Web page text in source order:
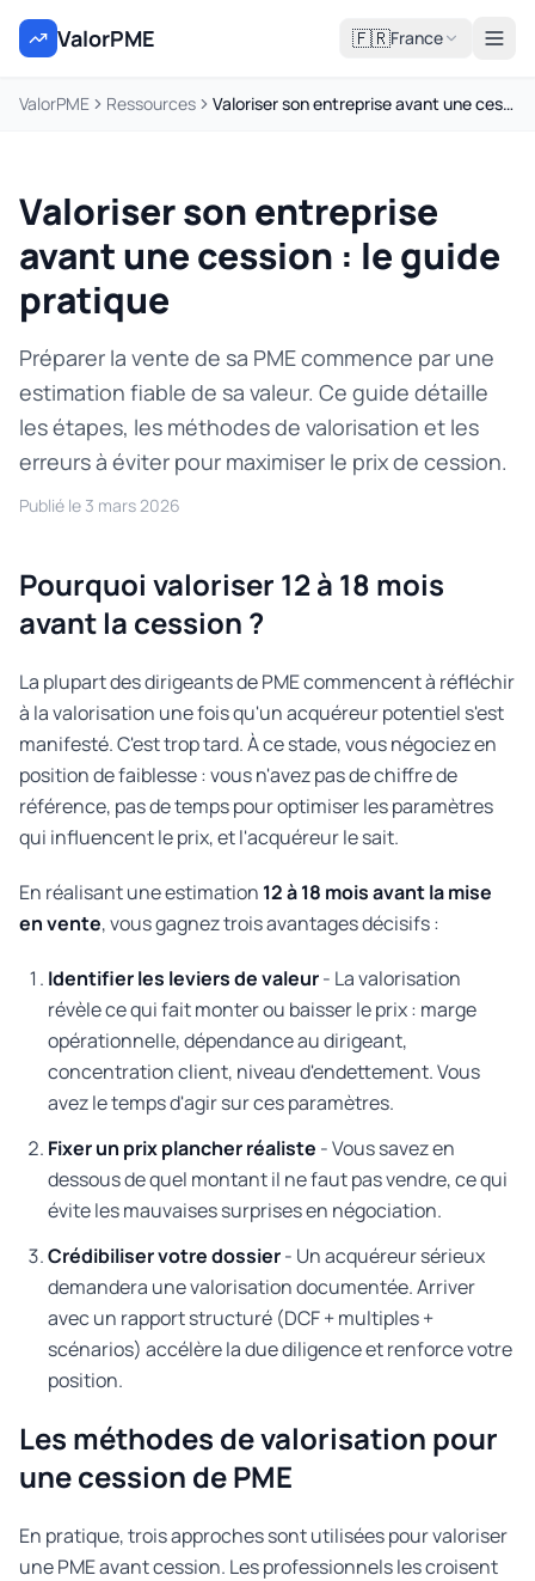
ValorPME 🇫🇷France
ValorPME Ressources Valoriser son entreprise avant une cession : le guide pratique
Valoriser son entreprise
avant une cession : le guide
pratique
Préparer la vente de sa PME commence par une
estimation fiable de sa valeur. Ce guide détaille
les étapes, les méthodes de valorisation et les
erreurs à éviter pour maximiser le prix de cession.
Publié le 3 mars 2026
Pourquoi valoriser 12 à 18 mois
avant la cession ?
La plupart des dirigeants de PME commencent à réfléchir
à la valorisation une fois qu'un acquéreur potentiel s'est
manifesté. C'est trop tard. À ce stade, vous négociez en
position de faiblesse : vous n'avez pas de chiffre de
référence, pas de temps pour optimiser les paramètres
qui influencent le prix, et l'acquéreur le sait.
En réalisant une estimation 12 à 18 mois avant la mise
en vente, vous gagnez trois avantages décisifs :
Identifier les leviers de valeur- La valorisation
révèle ce qui fait monter ou baisser le prix : marge
opérationnelle, dépendance au dirigeant,
concentration client, niveau d'endettement. Vous
avez le temps d'agir sur ces paramètres.
Fixer un prix plancher réaliste - Vous savez en
dessous de quel montant il ne faut pas vendre, ce qui
évite les mauvaises surprises en négociation.
Crédibiliser votre dossier- Un acquéreur sérieux
demandera une valorisation documentée. Arriver
avec un rapport structuré (DCF + multiples +
scénarios) accélère la due diligence et renforce votre
position.
Les méthodes de valorisation pour
une cession de PME
En pratique, trois approches sont utilisées pour valoriser
une PME avant cession. Les professionnels les croisent